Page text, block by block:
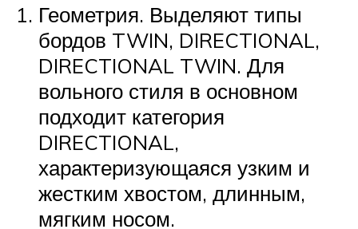
Геометрия. Выделяют типы
бордов TWIN, DIRECTIONAL,
DIRECTIONAL TWIN. Для
вольного стиля в основном
подходит категория
DIRECTIONAL,
характеризующаяся узким и
жестким хвостом, длинным,
мягким носом.